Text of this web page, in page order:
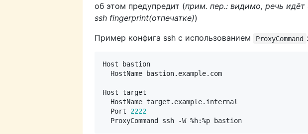
об этом предупредит (прим. пер.: видимо, речь
ssh fingerprint(отпечатке))
Пример конфига ssh с использованием
ProxyCommand :
  Port
2222